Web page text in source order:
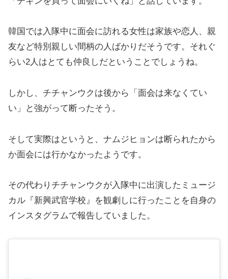
韓国では入隊中に面会に訪れる女性は家族や恋人、親
友など特別親しい間柄の人ばかりだそうです。それぐ
らい2人はとても仲良しだということでしょうね。
しかし、チチャンウクは後から「面会は来なくてい
い」と強がって断ったそう。
そして実際はというと、ナムジヒョンは断られたから
か面会には行かなかったようです。
その代わりチチャンウクが入隊中に出演したミュージ
カル『新興武官学校』を観劇しに行ったことを自身の
インスタグラムで報告していました。